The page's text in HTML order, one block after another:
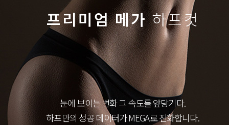
프리미엄 메가하프컷
눈에 보이는 변화 그 속도를 앞당기다.
하프만의 성공 데이터가 MEGA로 진화합니다.